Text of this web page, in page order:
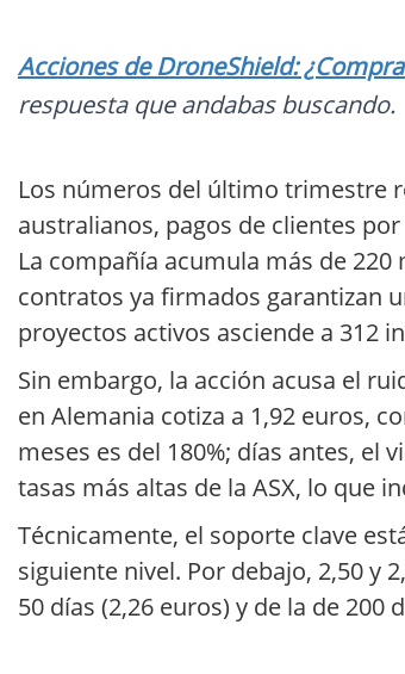
Acciones de DroneShield:
respuesta que andabas buscando.
Los números del último trimestre
australianos, pagos de clientes
La compañía acumula más de
contratos ya firmados garantizan
proyectos activos asciende a 312
Sin embargo, la acción acusa el
en Alemania cotiza a 1,92 euros,
meses es del 180%; días antes, el
tasas más altas de la ASX, lo que
Técnicamente, el soporte clave
siguiente nivel. Por debajo, 2,50 y
50 días (2,26 euros) y de la de 200